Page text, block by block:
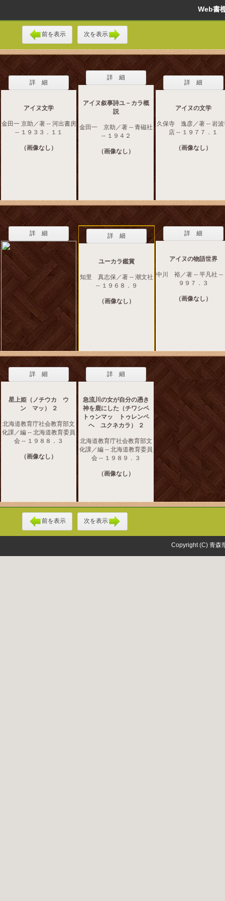
Web
前を表示 次を表示
詳 細
アイヌ文学
金田一 京助／著 -- 河出書房
-- １９３３．１１
（画像なし）
詳 細
アイヌ叙事詩ユ－カラ概
説
金田一 京助／著 -- 青磁社
-- １９４２
（画像なし）
詳 細
アイヌの文学
久保寺 逸彦／著 -- 岩波
店 -- １９７７．１
（画像なし）
詳 細 詳 細
ユーカラ鑑賞
知里 真志保／著 -- 潮文社
-- １９６８．９
（画像なし）
詳 細
アイヌの物語世界
中川 裕／著 -- 平凡社 --
９９７．３
（画像なし）
詳 細
星上姫（ノチウカ ウ
ン マッ） ２
北海道教育庁社会教育部文
化課／編 -- 北海道教育委員
会 -- １９８８．３
（画像なし）
詳 細
急流川の女が自分の憑き
神を鹿にした（チワシペ
トゥンマッ トゥレンペ
ヘ ユクネカラ） ２
北海道教育庁社会教育部文
化課／編 -- 北海道教育委員
会 -- １９８９．３
（画像なし）
前を表示 次を表示
Copyright (C) 青森